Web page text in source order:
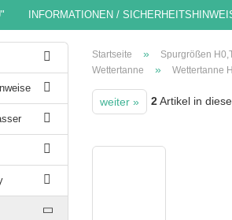
INFORMATIONEN /
SPURGRÖSSEN H0,TT, N, Z
Startseite » Spurgrößen
Wettertanne » Wettertanne
weiter » 2Artikel in